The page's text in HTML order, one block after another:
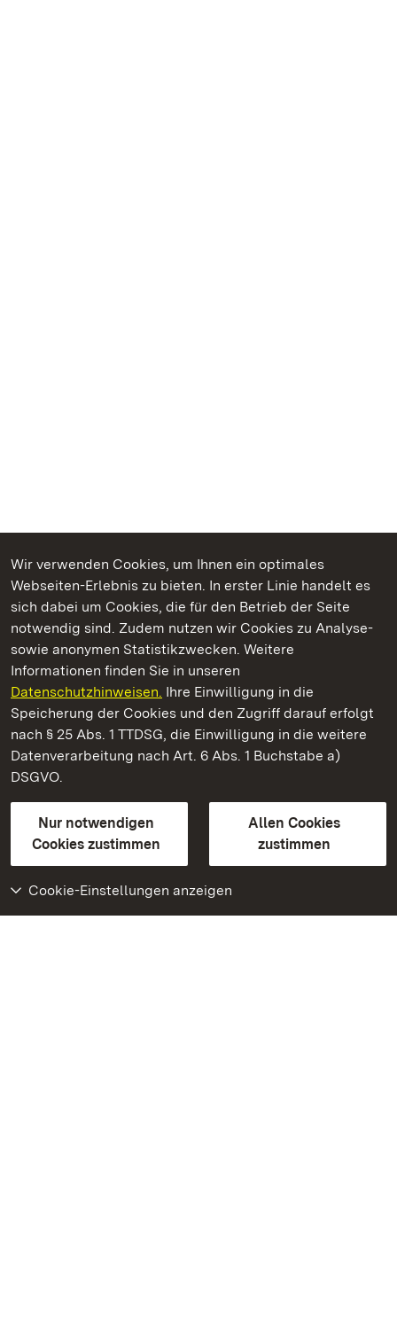
Wir verwenden Cookies, um Ihnen ein optimales
Webseiten-Erlebnis zu bieten. In erster Linie handelt es
sich dabei um Cookies, die für den Betrieb der Seite
notwendig sind. Zudem nutzen wir Cookies zu Analyse-
sowie anonymen Statistikzwecken. Weitere
Informationen finden Sie in unseren
Datenschutzhinweisen. Ihre Einwilligung in die
Speicherung der Cookies und den Zugriff darauf erfolgt
nach § 25 Abs. 1 TTDSG, die Einwilligung in die weitere
Datenverarbeitung nach Art. 6 Abs. 1 Buchstabe a)
DSGVO.
Nur notwendigen
Cookies zustimmen
Allen Cookies
zustimmen
Cookie-Einstellungen anzeigen
Kommen. Staunen. Genießen.
Staatliche Schlösser und Gärten Baden‑Württemberg
Staatliche Schlösser und Gärten Baden-Württemberg
Kontakt
GebärdenspracheLeichte Sprache
Erklärung zur Barrierefreiheit
BITV-konform (geprüfte Seiten)
Weiteres